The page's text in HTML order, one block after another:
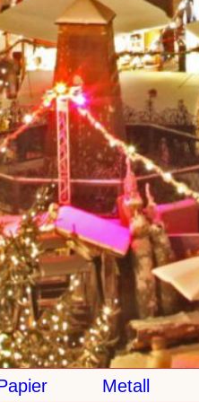
Metall